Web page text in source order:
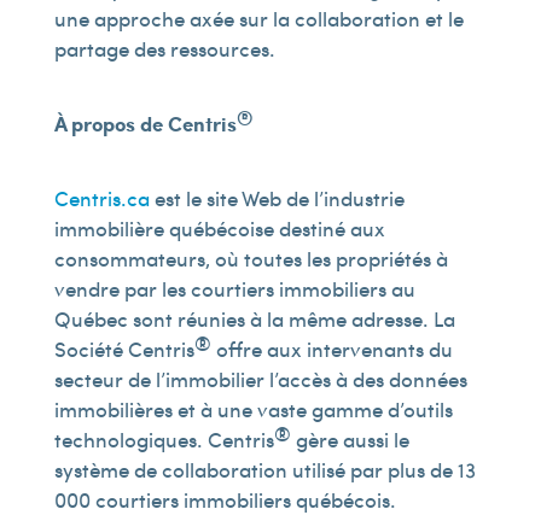
une approche axée sur la collaboration et le
partage des ressources.
À propos de Centris®
Centris.caest le site Web de l’industrie
immobilière québécoise destiné aux
consommateurs, où toutes les propriétés à
vendre par les courtiers immobiliers au
Québec sont réunies à la même adresse. La
Société Centris® offre aux intervenants du
secteur de l’immobilier l’accès à des données
immobilières et à une vaste gamme d’outils
technologiques. Centris® gère aussi le
système de collaboration utilisé par plus de 13
000 courtiers immobiliers québécois.